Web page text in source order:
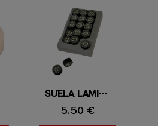
Vista rápidaSUELA LAMINADA IBS
5,50 €